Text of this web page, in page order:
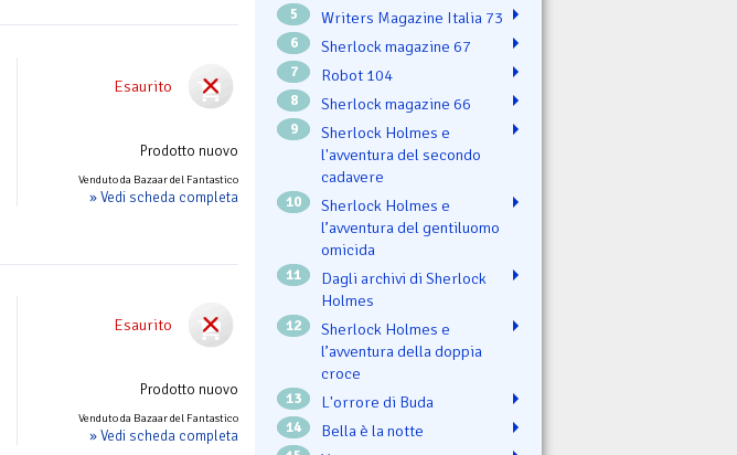
Esaurito
Prodotto nuovo
Venduto da Bazaar del Fantastico
» Vedi scheda completa
Esaurito
Prodotto nuovo
Venduto da Bazaar del Fantastico
» Vedi scheda completa
5 Writers Magazine Italia 73
6 Sherlock magazine 67
7 Robot 104
8 Sherlock magazine 66
9
Sherlock Holmes e
l'avventura del secondo
cadavere
10
Sherlock Holmes e
l’avventura del gentiluomo
omicida
11
Dagli archivi di Sherlock
Holmes
12
Sherlock Holmes e
l’avventura della doppia
croce
13 L'orrore di Buda
14 Bella è la notte